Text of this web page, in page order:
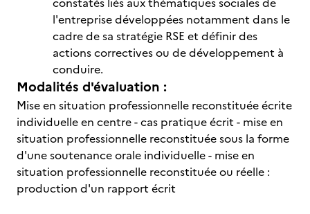
l'entreprise développées notamment dans le
cadre de sa stratégie RSE et définir des
actions correctives ou de développement à
conduire.
Modalités d'évaluation :
Mise en situation professionnelle reconstituée écrite
individuelle en centre - cas pratique écrit - mise en
situation professionnelle reconstituée sous la forme
d'une soutenance orale individuelle - mise en
situation professionnelle reconstituée ou réelle :
production d'un rapport écrit